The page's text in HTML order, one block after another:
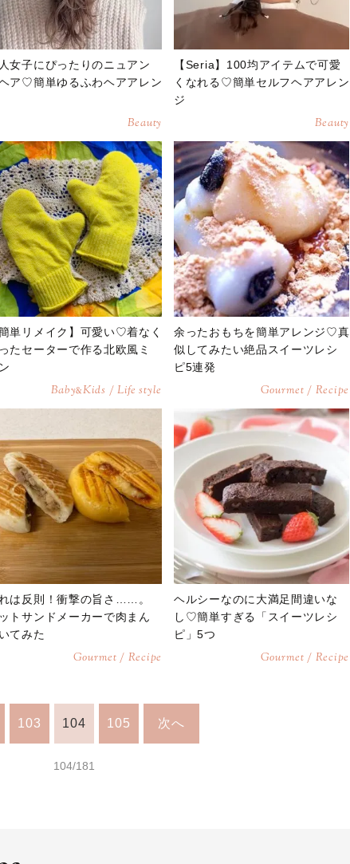
女子にぴったりのニュアン
ア♡簡単ゆるふわヘアアレン
Beauty
【Seria】100均アイテムで可愛
くなれる♡簡単セルフヘアアレン
ジ
Beauty
簡単リメイク】可愛い♡着なく
たセーターで作る北欧風ミ
Baby&Kids / Life style
余ったおもちを簡単アレンジ♡真
似してみたい絶品スイーツレシ
ピ5連発
Gourmet / Recipe
は反則！衝撃の旨さ……。
トサンドメーカーで肉まん
てみた
Gourmet / Recipe
ヘルシーなのに大満足間違いな
し♡簡単すぎる「スイーツレシ
ピ」5つ
Gourmet / Recipe
103 104 105 次へ
104/181